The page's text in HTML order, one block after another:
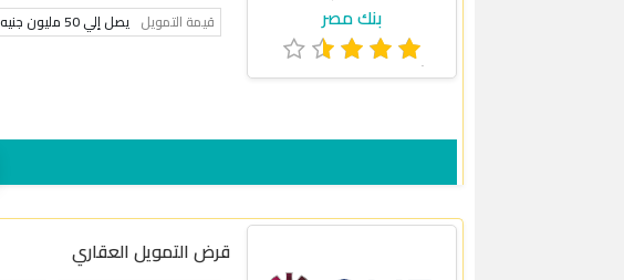
بنك مصر
قيمة التمويل يصل إلي 50 مليون جنيه
قرض التمويل العقاري